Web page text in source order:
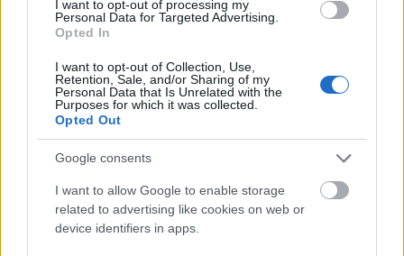
I want to opt-out of processing my
Personal Data for Targeted Advertising.
Opted In
I want to opt-out of Collection, Use,
Retention, Sale, and/or Sharing of my
Personal Data that Is Unrelated with the
Purposes for which it was collected.
Opted Out
Google consents
I want to allow Google to enable storage
related to advertising like cookies on web or
device identifiers in apps.